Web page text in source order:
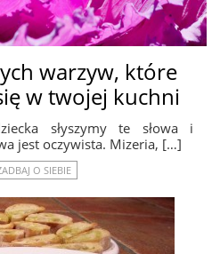
warzyw, które
w twojej kuchni
słyszymy te słowa i
jest oczywista. Mizeria, […]
O SIEBIE